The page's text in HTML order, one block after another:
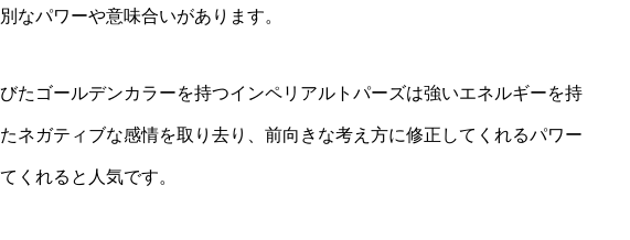
なパワーや意味合いがあります。
たゴールデンカラーを持つインペリアルトパーズは強いエネルギーを持
ネガティブな感情を取り去り、前向きな考え方に修正してくれるパワー
くれると人気です。